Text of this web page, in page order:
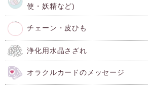
使・妖精など)
チェーン・皮ひも
浄化用水晶さざれ
オラクルカードのメッセージ